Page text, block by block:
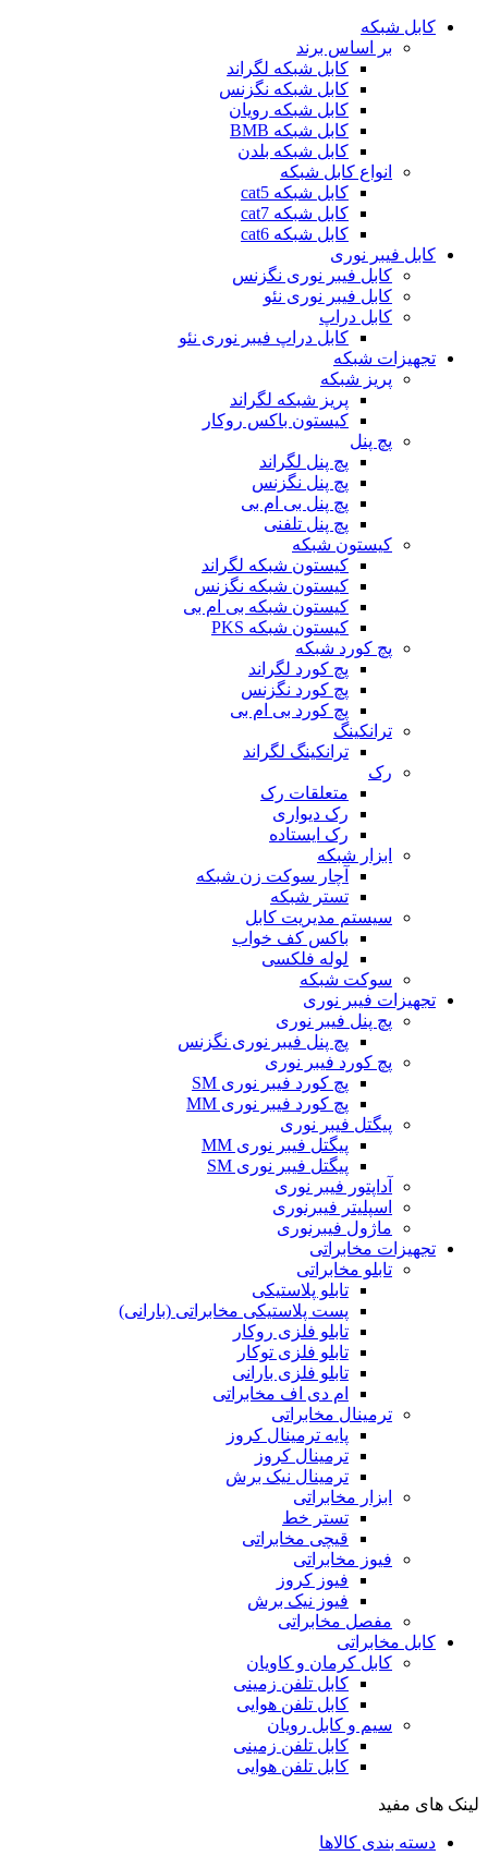
کابل شبکه
بر اساس برند
کابل شبکه لگراند
کابل شبکه نگزنس
کابل شبکه رویان
کابل شبکه ‌BMB
کابل شبکه بلدن
انواع کابل شبکه
کابل شبکه cat5
کابل شبکه cat7
کابل شبکه cat6
کابل فیبر نوری
کابل فیبر نوری نگزنس
کابل فیبر نوری نئو
کابل دراپ
کابل دراپ فیبر نوری نئو
تجهیزات شبکه
پریز شبکه
پریز شبکه لگراند
کیستون باکس روکار
پچ پنل
پچ پنل لگراند
پچ پنل نگزنس
پچ پنل بی ام بی
پچ پنل تلفنی
کیستون شبکه
کیستون شبکه لگراند
کیستون شبکه نگزنس
کیستون شبکه بی ام بی
کیستون شبکه PKS
پچ کورد شبکه
پچ کورد لگراند
پچ کورد نگزنس
پچ کورد بی ام بی
ترانکینگ
ترانکینگ لگراند
رک
متعلقات رک
رک دیواری
رک ایستاده
ابزار شبکه
آچار سوکت زن شبکه
تستر شبکه
سیستم مدیریت کابل
باکس کف خواب
لوله فلکسی
سوکت شبکه
تجهیزات فیبر نوری
پچ پنل فیبر نوری
پچ پنل فیبر نوری نگزنس
پچ کورد فیبر نوری
پچ کورد فیبر نوری SM
پچ کورد فیبر نوری MM
پیگتل فیبر نوری
پیگتل فیبر نوری MM
پیگتل فیبر نوری SM
آداپتور فیبر نوری
اسپلیتر فیبرنوری
ماژول فیبرنوری
تجهیزات مخابراتی
تابلو مخابراتی
تابلو پلاستیکی
پست پلاستیکی مخابراتی (بارانی)
تابلو فلزی روکار
تابلو فلزی توکار
تابلو فلزی بارانی
ام دی اف مخابراتی
ترمینال مخابراتی
پایه ترمینال کروز
ترمینال کروز
ترمینال نیک برش
ابزار مخابراتی
تستر خط
قیچی مخابراتی
فیوز مخابراتی
فیوز کروز
فیوز نیک برش
مفصل مخابراتی
کابل مخابراتی
کابل کرمان و کاویان
کابل تلفن زمینی
کابل تلفن هوایی
سیم و کابل رویان
کابل تلفن زمینی
کابل تلفن هوایی
لینک های مفید
دسته بندی کالاها